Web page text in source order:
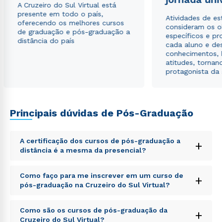
A Cruzeiro do Sul Virtual está
presente em todo o país,
oferecendo os melhores cursos
de graduação e pós-graduação a
distância do país
Atividades de
consideram os
específicos e
cada aluno e
conhecimentos,
atitudes,
protagonista da
Principais dúvidas de Pós-Graduação
A certificação dos cursos de pós-graduação a
distância é a mesma da presencial?
+
Sed ut perspiciatis unde omnis iste natus error sit
voluptatem accusantium doloremque laudantium,
totam rem aperiam, eaque ipsa quae ab illo inventore
explicabo. Nemo enim ipsam voluptatem quia
voluptas sit aspernatur aut odit aut fugit, sed quia
Como faço para me inscrever em um curso de
pós-graduação na Cruzeiro do Sul Virtual?
+
Sed ut perspiciatis unde omnis iste natus error sit
voluptatem accusantium doloremque laudantium,
Como são os cursos de pós-graduação da
Cruzeiro do Sul Virtual?
+